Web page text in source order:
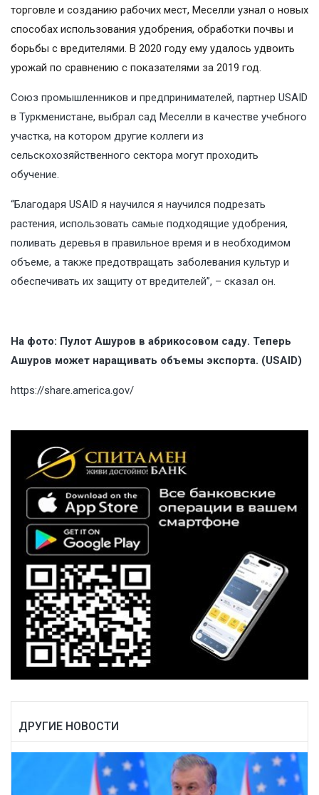
торговле и созданию рабочих мест, Меселли узнал о новых
способах использования удобрения, обработки почвы и
борьбы с вредителями. В 2020 году ему удалось удвоить
урожай по сравнению с показателями за 2019 год.
Союз промышленников и предпринимателей, партнер USAID
в Туркменистане, выбрал сад Меселли в качестве учебного
участка, на котором другие коллеги из
сельскохозяйственного сектора могут проходить
обучение.
“Благодаря USAID я научился я научился подрезать
растения, использовать самые подходящие удобрения,
поливать деревья в правильное время и в необходимом
объеме, а также предотвращать заболевания культур и
обеспечивать их защиту от вредителей”, – сказал он.
На фото: Пулот Ашуров в абрикосовом саду. Теперь
Ашуров может наращивать объемы экспорта. (USAID)
https://share.america.gov/
ДРУГИЕ НОВОСТИ